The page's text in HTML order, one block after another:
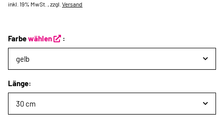
inkl. 19% MwSt. , zzgl. Versand
Farbewählen :
gelb
Länge:
30 cm